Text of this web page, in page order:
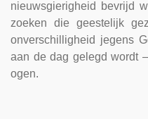
nieuwsgierigheid bevrijd
zoeken die geestelijk
onverschilligheid jegens
aan de dag gelegd wordt
ogen.